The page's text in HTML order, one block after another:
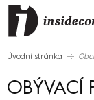
Úvodní stránka
OBÝVACÍ